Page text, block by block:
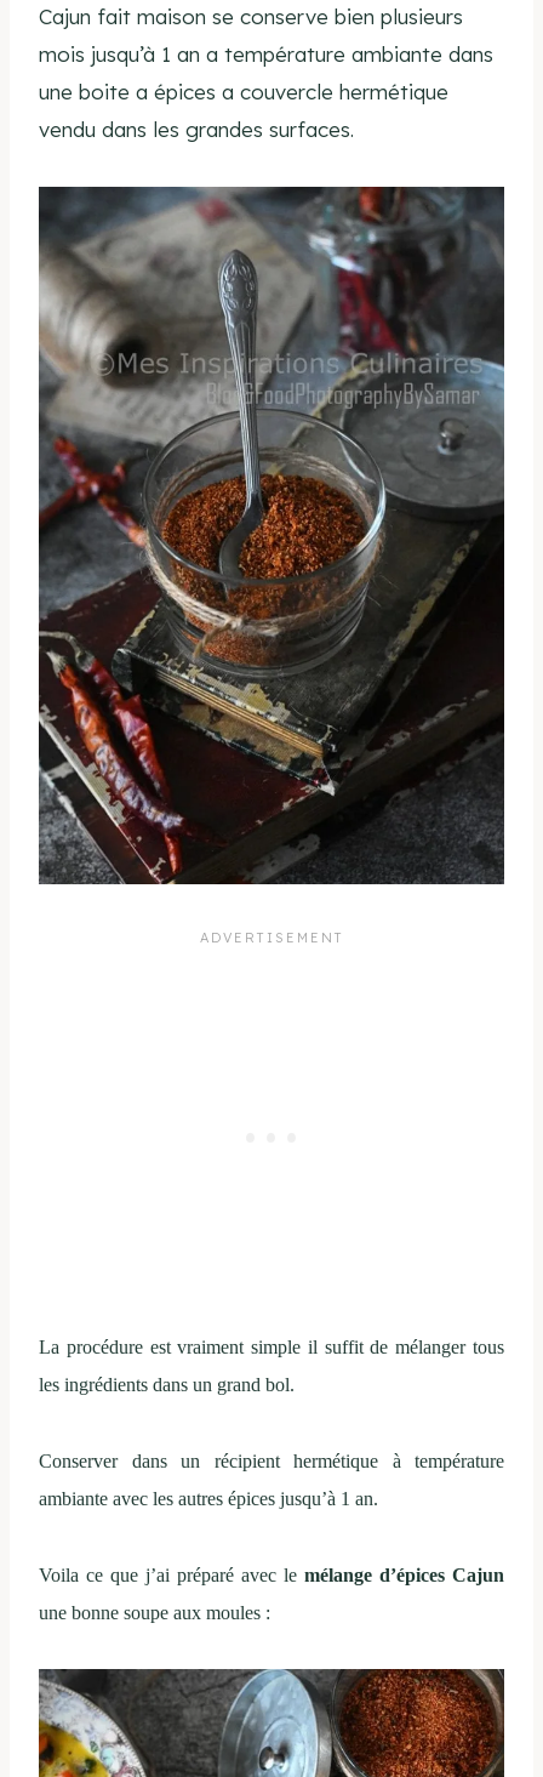
Cajun fait maison se conserve bien plusieurs
mois jusqu’à 1 an a température ambiante dans
une boite a épices a couvercle hermétique
vendu dans les grandes surfaces.
La procédure est vraiment simple il suffit de mélanger tous
les ingrédients dans un grand bol.
Conserver dans un récipient hermétique à température
ambiante avec les autres épices jusqu’à 1 an.
Voila ce que j’ai préparé avec le mélange d’épices Cajun
une bonne soupe aux moules :